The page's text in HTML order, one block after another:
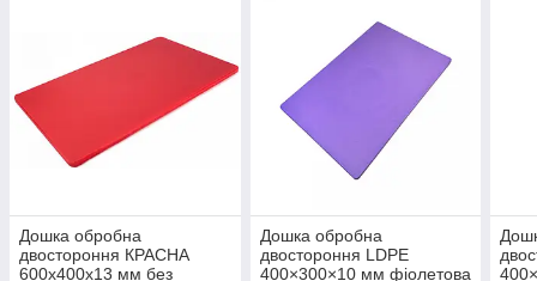
Дошка обробна
двостороння КРАСНА
600х400х13 мм без
Дошка обробна
двостороння LDPE
400×300×10 мм фіолетова